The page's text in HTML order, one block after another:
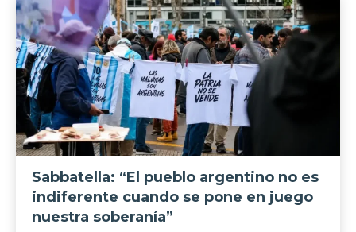
Sabbatella: “El pueblo argentino no es
indiferente cuando se pone en juego
nuestra soberanía”